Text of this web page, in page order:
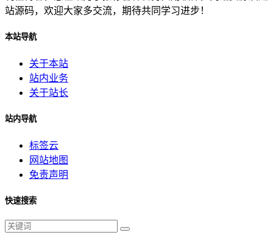
站源码，欢迎大家多交流，期待共同学习进步！
本站导航
关于本站
站内业务
关于站长
站内导航
标签云
网站地图
免责声明
快速搜索